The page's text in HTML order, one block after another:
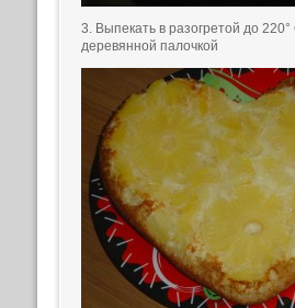
3. Выпекать в разогретой до
деревянной палочкой